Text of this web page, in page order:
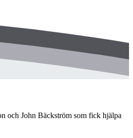
och John Bäckström som fick hjälpa